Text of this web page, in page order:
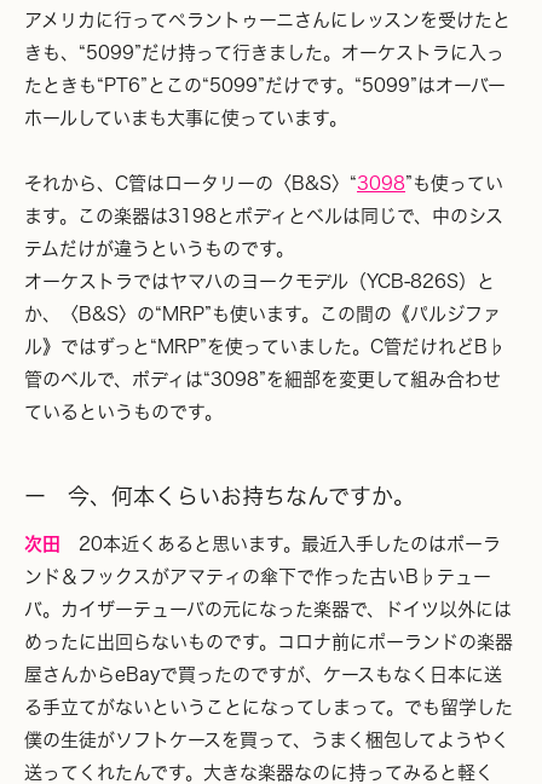
アメリカに行ってペラントゥーニさんにレッスンを受けたと
きも、“5099”だけ持って行きました。オーケストラに入っ
たときも“PT6”とこの“5099”だけです。“5099”はオーバー
ホールしていまも大事に使っています。
それから、C管はロータリーの〈B&S〉“3098”も使ってい
ます。この楽器は3198とボディとベルは同じで、中のシス
テムだけが違うというものです。
オーケストラではヤマハのヨークモデル（YCB-826S）と
か、〈B&S〉の“MRP”も使います。この間の《パルジファ
ル》ではずっと“MRP”を使っていました。C管だけれどB♭
管のベルで、ボディは“3098”を細部を変更して組み合わせ
ているというものです。
ー 今、何本くらいお持ちなんですか。
次田
20本近くあると思います。最近入手したのはボーラ
ンド＆フックスがアマティの傘下で作った古いB♭テュー
バ。カイザーテューバの元になった楽器で、ドイツ以外には
めったに出回らないものです。コロナ前にポーランドの楽器
屋さんからeBayで買ったのですが、ケースもなく日本に送
る手立てがないということになってしまって。でも留学した
僕の生徒がソフトケースを買って、うまく梱包してようやく
送ってくれたんです。大きな楽器なのに持ってみると軽く